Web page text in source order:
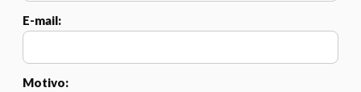
E-mail:
Motivo: